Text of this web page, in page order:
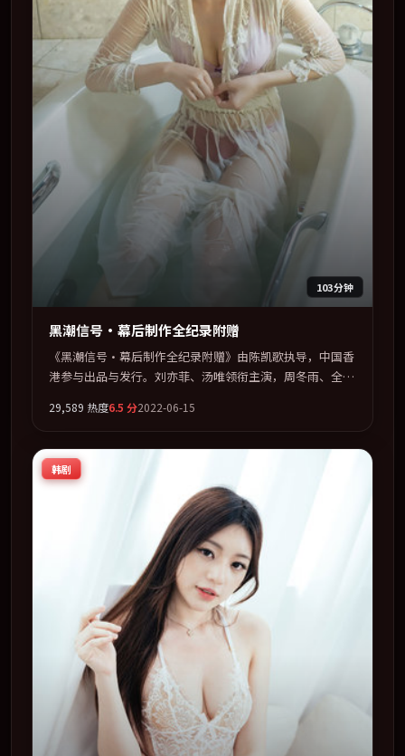
103分钟
黑潮信号·幕后制作全纪录附赠
《黑潮信号·幕后制作全纪录附赠》由陈凯歌执导，中国香
港参与出品与发行。刘亦菲、汤唯领衔主演，周冬雨、全智
最后一刻才缓缓合拢。全片以「冒险」类型为骨架，在叙
及主流平台同步亮相，2022 年度话题片中口碑稳健，适合
喜欢强情节与人物弧光的观众完整观看。
29,589 热度6.5 分2022-06-15
韩剧